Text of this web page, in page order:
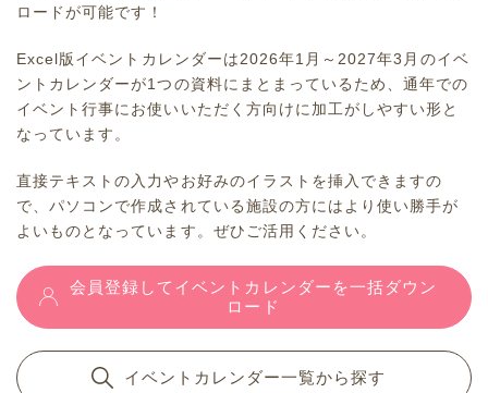
ロードが可能です！
Excel版イベントカレンダーは2026年1月～2027年3月のイベ
ントカレンダーが1つの資料にまとまっているため、通年での
イベント行事にお使いいただく方向けに加工がしやすい形と
なっています。
直接テキストの入力やお好みのイラストを挿入できますの
で、パソコンで作成されている施設の方にはより使い勝手が
よいものとなっています。ぜひご活用ください。
会員登録してイベントカレンダーを一括ダウン
ロード
イベントカレンダー一覧から探す